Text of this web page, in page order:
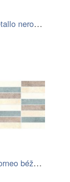
Dlažba Cir Metallo nero 50x100 cm mat…
Dekor Multi Borneo béžovošedá 20x40 cm…